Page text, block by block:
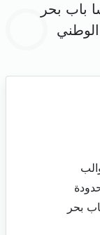
باشا باب بحر